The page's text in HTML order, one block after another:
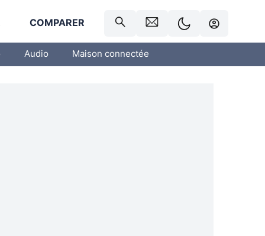
COMPARER
Audio Maison connectée